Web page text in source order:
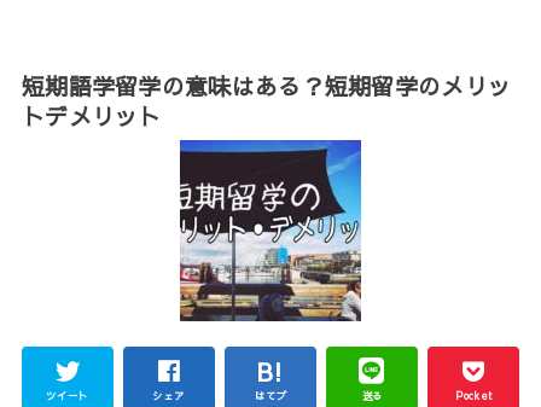
短期語学留学の意味はある？短期留学のメリッ
トデメリット
ツイート シェア はてブ 送る Pocket